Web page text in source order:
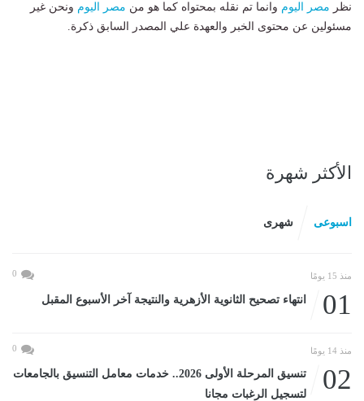
نظر مصر اليوم وانما تم نقله بمحتواه كما هو من مصر اليوم ونحن غير
مسئولين عن محتوى الخبر والعهدة علي المصدر السابق ذكرة.
الأكثر شهرة
اسبوعى شهرى
منذ 15 يومًا 0
01 انتهاء تصحيح الثانوية الأزهرية والنتيجة آخر الأسبوع المقبل
منذ 14 يومًا 0
02
تنسيق المرحلة الأولى 2026.. خدمات معامل التنسيق بالجامعات
لتسجيل الرغبات مجانا